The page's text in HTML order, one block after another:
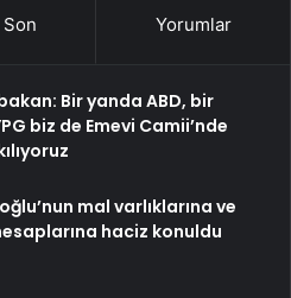
Son Yorumlar
Bir yanda ABD, bir
biz de Emevi Camii’nde
mal varlıklarına ve
haciz konuldu